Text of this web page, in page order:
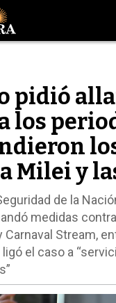
pidió
los
Milei y
de la
medidas
Carnaval Stream,
el caso a